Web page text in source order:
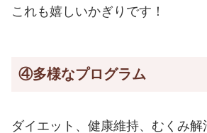
これも嬉しいかぎりです！
④多様なプログラム
ダイエット、健康維持、むくみ